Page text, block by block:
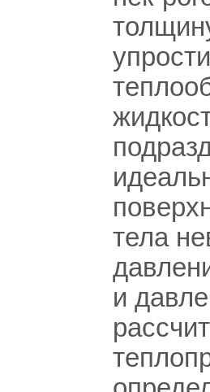
тела
и